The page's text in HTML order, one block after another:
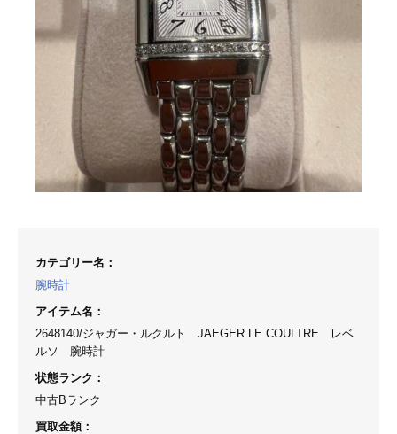
カテゴリー名 ：
腕時計
アイテム名 ：
2648140/ジャガー・ルクルト JAEGER LE COULTRE レベ
ルソ 腕時計
状態ランク ：
中古Bランク
買取金額：